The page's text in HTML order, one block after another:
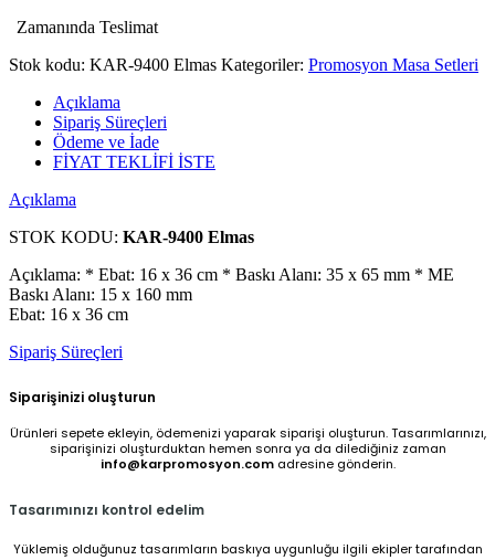
Zamanında Teslimat
Stok kodu: KAR-9400 Elmas Kategoriler: Promosyon Masa Setleri
Açıklama
Sipariş Süreçleri
Ödeme ve İade
FİYAT TEKLİFİ İSTE
Açıklama
STOK KODU: KAR-9400 Elmas
Açıklama: * Ebat: 16 x 36 cm * Baskı Alanı: 35 x 65 mm * ME
Baskı Alanı: 15 x 160 mm
Ebat: 16 x 36 cm
Sipariş Süreçleri
Siparişinizi oluşturun
Ürünleri sepete ekleyin, ödemenizi yaparak siparişi oluşturun. Tasarımlarınızı,
siparişinizi oluşturduktan hemen sonra ya da dilediğiniz zaman
info@karpromosyon.comadresine gönderin.
Tasarımınızı kontrol edelim
Yüklemiş olduğunuz tasarımların baskıya uygunluğu ilgili ekipler tarafından